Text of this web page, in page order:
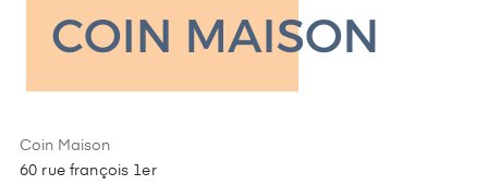
Coin Maison
60 rue françois 1er